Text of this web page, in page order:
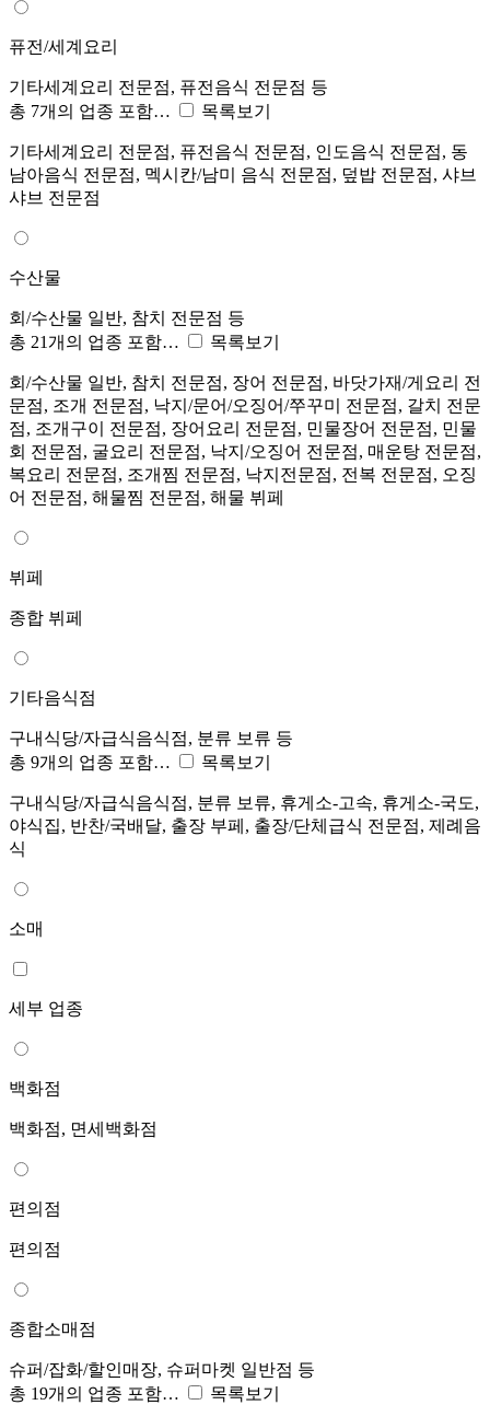
퓨전/세계요리
기타세계요리 전문점, 퓨전음식 전문점 등
총 7개의 업종 포함…
목록보기
기타세계요리 전문점, 퓨전음식 전문점, 인도음식 전문점, 동
남아음식 전문점, 멕시칸/남미 음식 전문점, 덮밥 전문점, 샤브
샤브 전문점
수산물
회/수산물 일반, 참치 전문점 등
총 21개의 업종 포함…
목록보기
회/수산물 일반, 참치 전문점, 장어 전문점, 바닷가재/게요리 전
문점, 조개 전문점, 낙지/문어/오징어/쭈꾸미 전문점, 갈치 전문
점, 조개구이 전문점, 장어요리 전문점, 민물장어 전문점, 민물
회 전문점, 굴요리 전문점, 낙지/오징어 전문점, 매운탕 전문점,
복요리 전문점, 조개찜 전문점, 낙지전문점, 전복 전문점, 오징
어 전문점, 해물찜 전문점, 해물 뷔페
뷔페
종합 뷔페
기타음식점
구내식당/자급식음식점, 분류 보류 등
총 9개의 업종 포함…
목록보기
구내식당/자급식음식점, 분류 보류, 휴게소-고속, 휴게소-국도,
야식집, 반찬/국배달, 출장 부페, 출장/단체급식 전문점, 제례음
식
소매
세부 업종
백화점
백화점, 면세백화점
편의점
편의점
종합소매점
슈퍼/잡화/할인매장, 슈퍼마켓 일반점 등
총 19개의 업종 포함…
목록보기